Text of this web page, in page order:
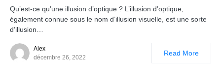
Qu’est-ce qu’une illusion d’optique ? L’illusion d’optique,
également connue sous le nom d’illusion visuelle, est une sorte
d’illusion…
Alex
décembre 26, 2022
Read More